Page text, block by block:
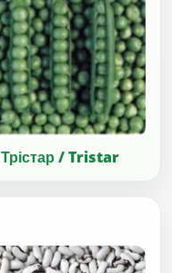
Трістар / Tristar